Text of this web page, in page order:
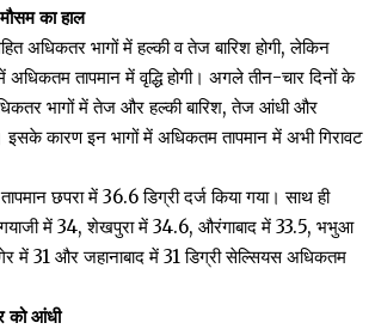
का हाल
अधिकतर भागों में हल्की व तेज बारिश होगी, लेकिन
में अधिकतम तापमान में वृद्धि होगी। अगले तीन-चार दिनों के
भागों में तेज और हल्की बारिश, तेज आंधी और
इसके कारण इन भागों में अधिकतम तापमान में अभी गिरावट
छपरा में 36.6 डिग्री दर्ज किया गया। साथ ही
में 34, शेखपुरा में 34.6, औरंगाबाद में 33.5, भभुआ
में 31 और जहानाबाद में 31 डिग्री सेल्सियस अधिकतम
को आंधी